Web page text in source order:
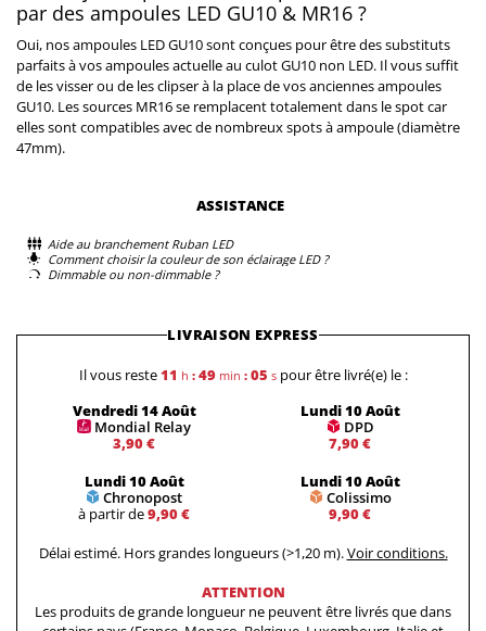
par des ampoules LED GU10 & MR16 ?
Oui, nos ampoules LED GU10 sont conçues pour être des substituts
parfaits à vos ampoules actuelle au culot GU10 non LED. Il vous suffit
de les visser ou de les clipser à la place de vos anciennes ampoules
GU10. Les sources MR16 se remplacent totalement dans le spot car
elles sont compatibles avec de nombreux spots à ampoule (diamètre
47mm).
ASSISTANCE
Aide au branchement Ruban LED
Comment choisir la couleur de son éclairage LED ?
Dimmable ou non-dimmable ?
LIVRAISON EXPRESS
Il vous reste11 h : 49min : 05 s pour être livré(e) le :
Vendredi 14 Août
Mondial Relay
3,90 €
Lundi 10 Août
DPD
7,90 €
Lundi 10 Août
Chronopost
à partir de9,90 €
Lundi 10 Août
Colissimo
9,90 €
Délai estimé. Hors grandes longueurs (>1,20 m).Voir conditions.
ATTENTION
Les produits de grande longueur ne peuvent être livrés que dans